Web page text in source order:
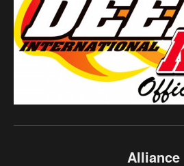
Alliance